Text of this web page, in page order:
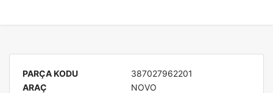
PARÇA KODU
387027962201
ARAÇ
NOVO